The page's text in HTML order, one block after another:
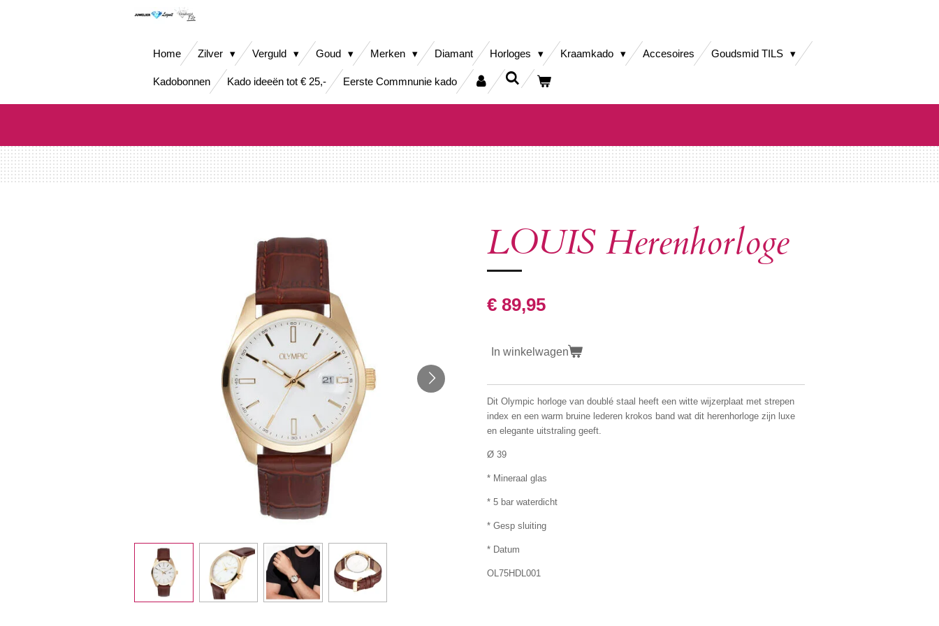
Home Zilver Verguld Goud Merken Diamant Horloges Kraamkado Accesoires Goudsmid TILS
Kadobonnen Kado ideeën tot € 25,- Eerste Commnunie kado
LOUIS Herenhorloge
€ 89,95
In winkelwagen
Dit Olympic horloge van doublé staal heeft een witte wijzerplaat met strepen
index en een warm bruine lederen krokos band wat dit herenhorloge zijn luxe
en elegante uitstraling geeft.
Ø 39
* Mineraal glas
* 5 bar waterdicht
* Gesp sluiting
* Datum
OL75HDL001